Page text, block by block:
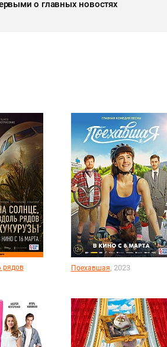
о главных новостях
рядов
Поехавшая, 2023